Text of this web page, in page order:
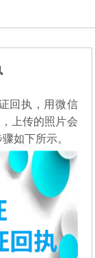
回执，用微信
上传的照片会
如下所示。